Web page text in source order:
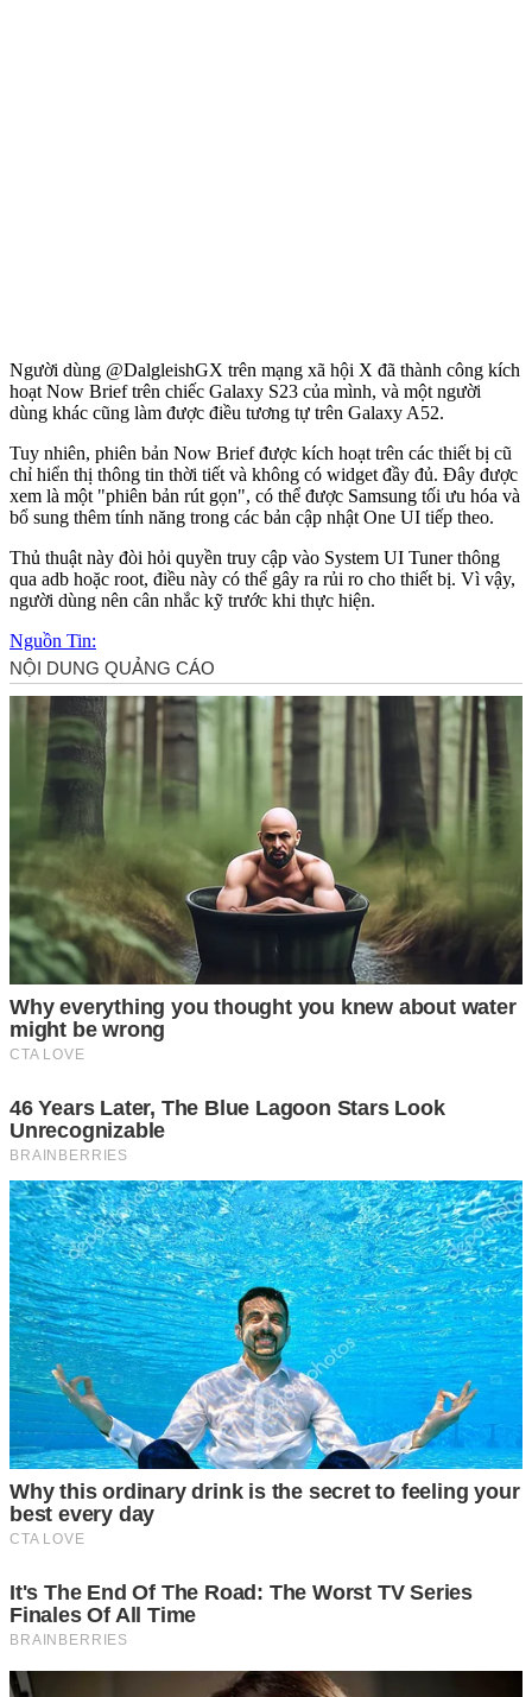
Người dùng @DalgleishGX trên mạng xã hội X đã thành công kích
hoạt Now Brief trên chiếc Galaxy S23 của mình, và một người
dùng khác cũng làm được điều tương tự trên Galaxy A52.
Tuy nhiên, phiên bản Now Brief được kích hoạt trên các thiết bị cũ
chỉ hiển thị thông tin thời tiết và không có widget đầy đủ. Đây được
xem là một "phiên bản rút gọn", có thể được Samsung tối ưu hóa và
bổ sung thêm tính năng trong các bản cập nhật One UI tiếp theo.
Thủ thuật này đòi hỏi quyền truy cập vào System UI Tuner thông
qua adb hoặc root, điều này có thể gây ra rủi ro cho thiết bị. Vì vậy,
người dùng nên cân nhắc kỹ trước khi thực hiện.
Nguồn Tin: